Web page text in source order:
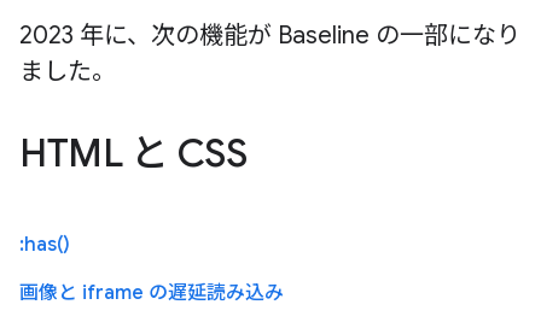
2023 年に、次の機能が Baseline の一部になり
ました。
HTML と CSS
:has()
画像と iframe の遅延読み込み